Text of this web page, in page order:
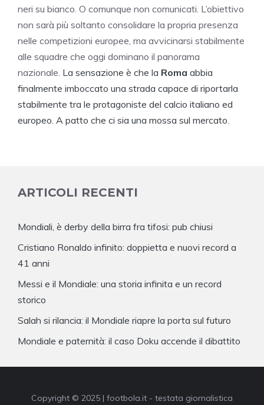
neri su bianco. O comunque non comunicati. L’obiettivo
non sarà più soltanto consolidare la propria presenza
nelle competizioni europee, ma avvicinarsi stabilmente
alle squadre che oggi dominano il panorama
nazionale. La sensazione è che la Roma abbia
finalmente imboccato una strada capace di riportarla
stabilmente tra le protagoniste del calcio italiano ed
europeo. A patto che ci sia una mossa sul mercato.
ARTICOLI RECENTI
Mondiali, è derby della birra fra tifosi: pub chiusi
Cristiano Ronaldo infinito: doppietta e nuovi record a
41 anni
Messi e il Mondiale: una storia infinita e un record
storico
Salah si rilancia: il Mondiale riapre la porta sul futuro
Mondiale e paternità: il caso Doku accende il dibattito
Copyright © 2025 | footbola.it - testata giornalistica